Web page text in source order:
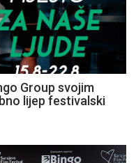
Group svojim
lijep festivalski